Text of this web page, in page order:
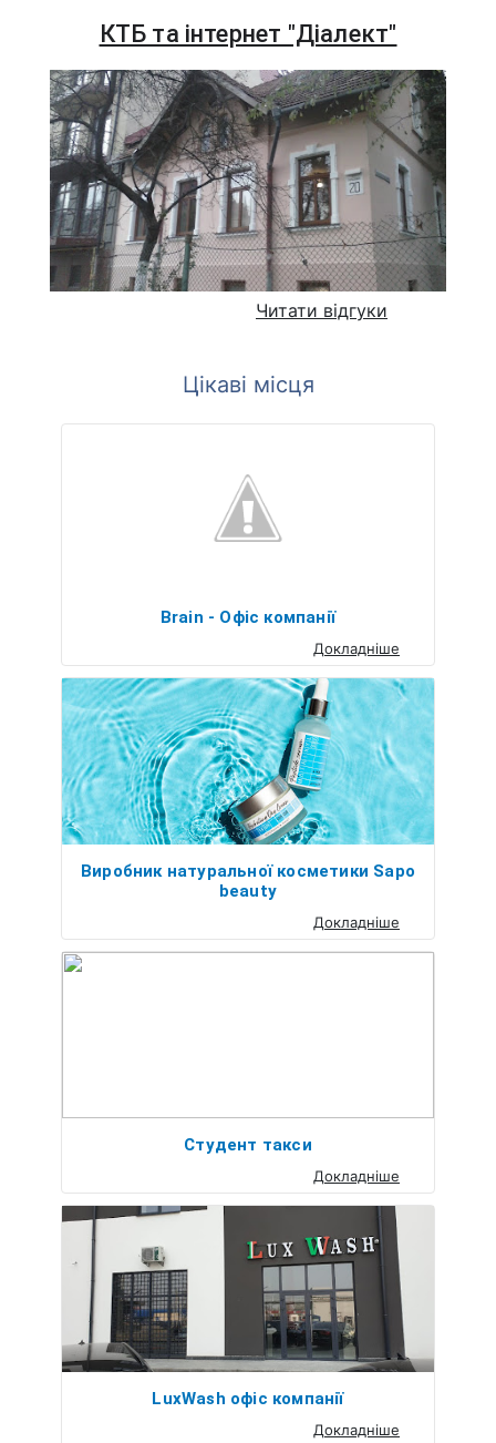
КТБ та інтернет "Діалект"
Читати відгуки
Цікаві місця
Brain - Офіс компанії
Докладніше
Виробник натуральної косметики Sapo
beauty
Докладніше
Студент такси
Докладніше
LuxWash офіс компанії
Докладніше